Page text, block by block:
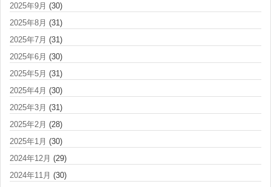
2025年9月 (30)
2025年8月 (31)
2025年7月 (31)
2025年6月 (30)
2025年5月 (31)
2025年4月 (30)
2025年3月 (31)
2025年2月 (28)
2025年1月 (30)
2024年12月 (29)
2024年11月 (30)